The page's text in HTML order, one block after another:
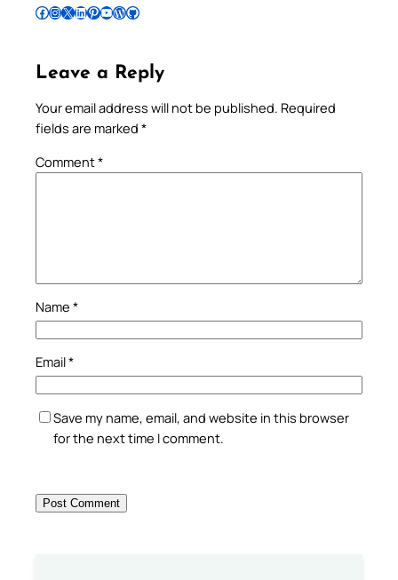
Follow Pradeep on Facebook Follow Pradeep on InstagramFollow Pradeep on X Follow Pradeep on LinkedIn Follow Pradeep on Pinterest Subscribe to Pradeep’s Youtube Channel Follow Pradeep on WordPress Follow Pradeep on GitHub
Leave a Reply
Your email address will not be published. Required
fields are marked *
Comment*
Name *
Email*
Save my name, email, and website in this browser
for the next time I comment.